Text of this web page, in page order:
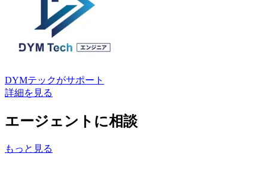
DYMテックがサポート
詳細を見る
エージェントに相談
もっと見る